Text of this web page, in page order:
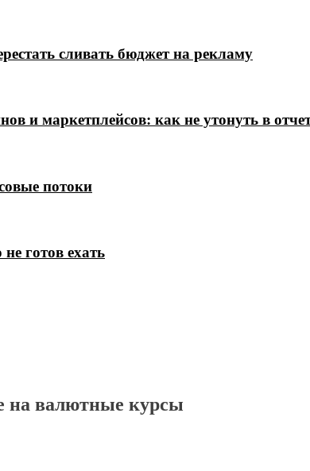
сливать бюджет на рекламу
и маркетплейсов: как не утонуть в
потоки
готов ехать
на валютные курсы